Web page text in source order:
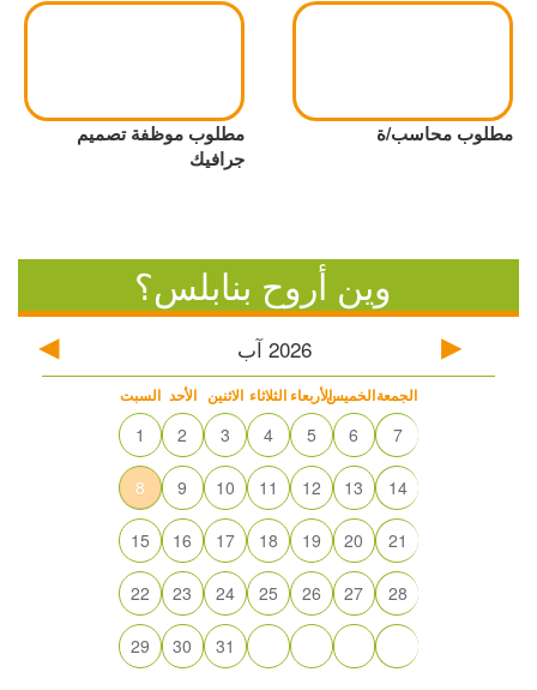
مطلوب محاسب/ة
مطلوب موظفة تصميم
جرافيك
وين أروح بنابلس؟
2026 آب
السبت الأحد الاثنين الثلاثاء الأربعاءالخميسالجمعة
1 2 3 4 5 6 7
8 9 10 11 12 13 14
15 16 17 18 19 20 21
22 23 24 25 26 27 28
29 30 31